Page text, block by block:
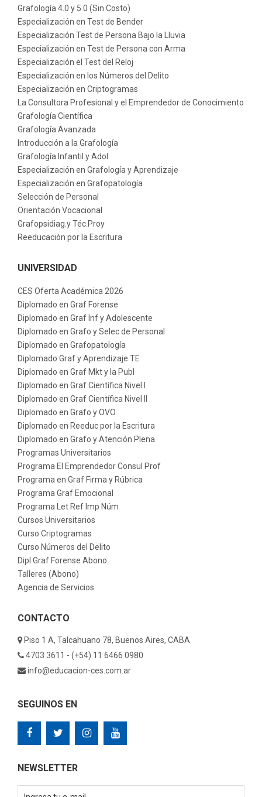
Grafología 4.0 y 5.0 (Sin Costo)
Especialización en Test de Bender
Especialización Test de Persona Bajo la Lluvia
Especialización en Test de Persona con Arma
Especialización el Test del Reloj
Especialización en los Números del Delito
Especialización en Criptogramas
La Consultora Profesional y el Emprendedor de Conocimiento
Grafología Científica
Grafología Avanzada
Introducción a la Grafología
Grafología Infantil y Adol
Especialización en Grafología y Aprendizaje
Especialización en Grafopatología
Selección de Personal
Orientación Vocacional
Grafopsidiag.y Téc.Proy
Reeducación por la Escritura
UNIVERSIDAD
CES Oferta Académica 2026
Diplomado en Graf Forense
Diplomado en Graf Inf y Adolescente
Diplomado en Grafo y Selec de Personal
Diplomado en Grafopatología
Diplomado Graf y Aprendizaje TE
Diplomado en Graf Mkt y la Publ
Diplomado en Graf Científica Nivel I
Diplomado en Graf Científica Nivel II
Diplomado en Grafo y OVO
Diplomado en Reeduc por la Escritura
Diplomado en Grafo y Atención Plena
Programas Universitarios
Programa El Emprendedor Consul Prof
Programa en Graf Firma y Rúbrica
Programa Graf Emocional
Programa Let Ref Imp Núm
Cursos Universitarios
Curso Criptogramas
Curso Números del Delito
Dipl Graf Forense Abono
Talleres (Abono)
Agencia de Servicios
CONTACTO
Piso 1 A, Talcahuano 78, Buenos Aires, CABA
4703 3611 - (+54) 11 6466 0980
info@educacion-ces.com.ar
SEGUINOS EN
NEWSLETTER